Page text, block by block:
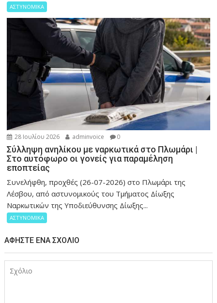
ΑΣΤΥΝΟΜΙΚΑ
28 Ιουλίου 2026 adminvoice 0
Σύλληψη ανηλίκου με ναρκωτικά στο Πλωμάρι |
Στο αυτόφωρο οι γονείς για παραμέληση
εποπτείας
Συνελήφθη, προχθές (26-07-2026) στο Πλωμάρι της
Λέσβου, από αστυνομικούς του Τμήματος Δίωξης
Ναρκωτικών της Υποδιεύθυνσης Δίωξης...
ΑΣΤΥΝΟΜΙΚΑ
ΑΦΉΣΤΕ ΈΝΑ ΣΧΌΛΙΟ